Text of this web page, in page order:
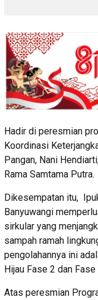
Hadir di peresmian
Koordinasi
Pangan, Nani
Rama Samtama Putra.
Dikesempatan itu,
Banyuwangi
sirkular yang
sampah ramah
pengolahannya ini
Hijau Fase 2 dan Fase
Atas peresmian